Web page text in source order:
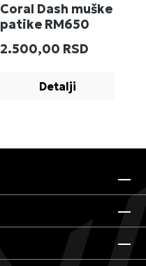
Coral Dash muške
patike RM650
Redovna cena:
2.500,00 RSD
Detalji